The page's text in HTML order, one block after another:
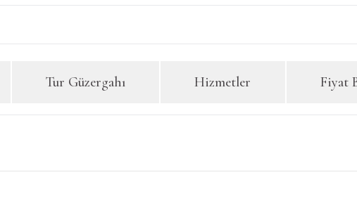
Tur Güzergahı Hizmetler Fiyat